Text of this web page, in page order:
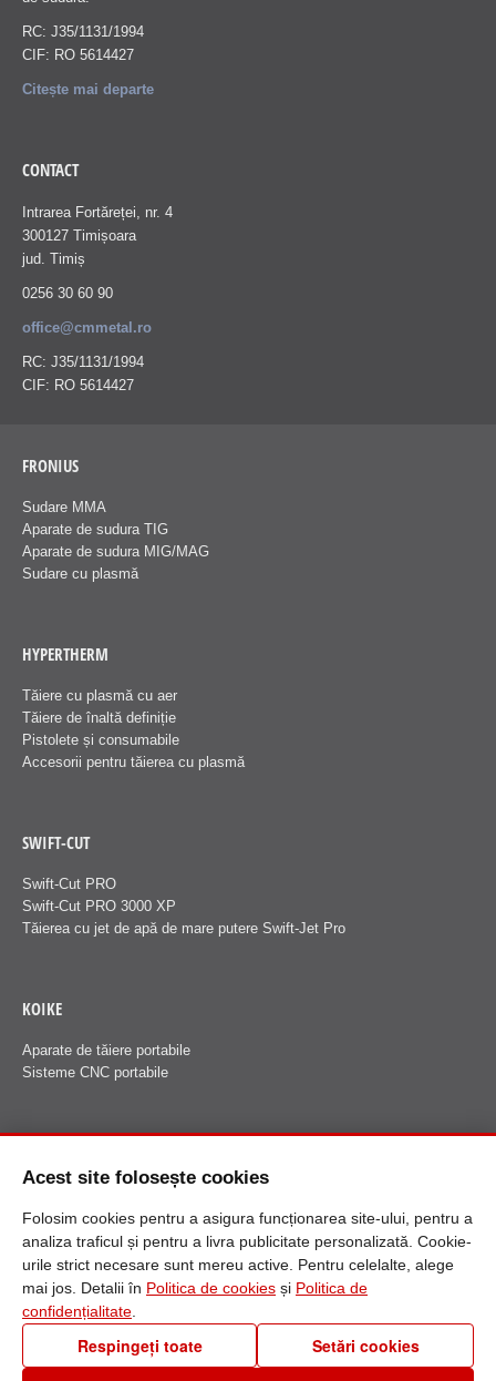
RC: J35/1131/1994
CIF: RO 5614427
Citește mai departe
CONTACT
Intrarea Fortăreței, nr. 4
300127 Timișoara
jud. Timiș
0256 30 60 90
office@cmmetal.ro
RC: J35/1131/1994
CIF: RO 5614427
FRONIUS
Sudare MMA
Aparate de sudura TIG
Aparate de sudura MIG/MAG
Sudare cu plasmă
HYPERTHERM
Tăiere cu plasmă cu aer
Tăiere de înaltă definiție
Pistolete și consumabile
Accesorii pentru tăierea cu plasmă
SWIFT-CUT
Swift-Cut PRO
Swift-Cut PRO 3000 XP
Tăierea cu jet de apă de mare putere Swift-Jet Pro
KOIKE
Aparate de tăiere portabile
Sisteme CNC portabile
Acest site folosește cookies
Folosim cookies pentru a asigura funcționarea site-ului, pentru a
analiza traficul și pentru a livra publicitate personalizată. Cookie-
urile strict necesare sunt mereu active. Pentru celelalte, alege
mai jos. Detalii în Politica de cookies și Politica de
confidențialitate
Respingeți toate
Setări cookies